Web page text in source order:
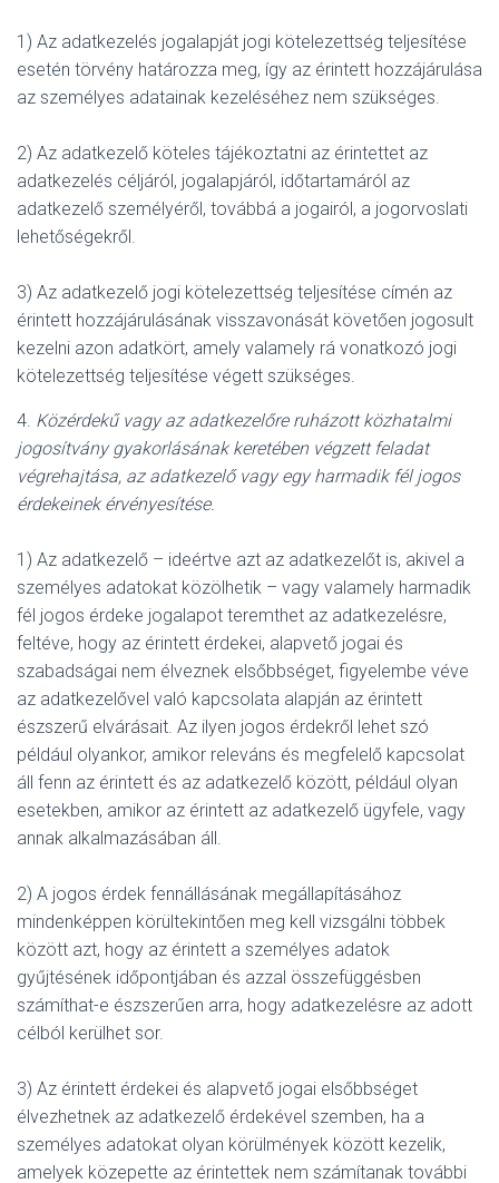
1) Az adatkezelés jogalapját jogi kötelezettség teljesítése
esetén törvény határozza meg, így az érintett hozzájárulása
az személyes adatainak kezeléséhez nem szükséges.
2) Az adatkezelő köteles tájékoztatni az érintettet az
adatkezelés céljáról, jogalapjáról, időtartamáról az
adatkezelő személyéről, továbbá a jogairól, a jogorvoslati
lehetőségekről.
3) Az adatkezelő jogi kötelezettség teljesítése címén az
érintett hozzájárulásának visszavonását követően jogosult
kezelni azon adatkört, amely valamely rá vonatkozó jogi
kötelezettség teljesítése végett szükséges.
4. Közérdekű vagy az adatkezelőre ruházott közhatalmi
jogosítvány gyakorlásának keretében végzett feladat
végrehajtása, az adatkezelő vagy egy harmadik fél jogos
érdekeinek érvényesítése.
1) Az adatkezelő – ideértve azt az adatkezelőt is, akivel a
személyes adatokat közölhetik – vagy valamely harmadik
fél jogos érdeke jogalapot teremthet az adatkezelésre,
feltéve, hogy az érintett érdekei, alapvető jogai és
szabadságai nem élveznek elsőbbséget, figyelembe véve
az adatkezelővel való kapcsolata alapján az érintett
észszerű elvárásait. Az ilyen jogos érdekről lehet szó
például olyankor, amikor releváns és megfelelő kapcsolat
áll fenn az érintett és az adatkezelő között, például olyan
esetekben, amikor az érintett az adatkezelő ügyfele, vagy
annak alkalmazásában áll.
2) A jogos érdek fennállásának megállapításához
mindenképpen körültekintően meg kell vizsgálni többek
között azt, hogy az érintett a személyes adatok
gyűjtésének időpontjában és azzal összefüggésben
számíthat-e észszerűen arra, hogy adatkezelésre az adott
célból kerülhet sor.
3) Az érintett érdekei és alapvető jogai elsőbbséget
élvezhetnek az adatkezelő érdekével szemben, ha a
személyes adatokat olyan körülmények között kezelik,
amelyek közepette az érintettek nem számítanak további